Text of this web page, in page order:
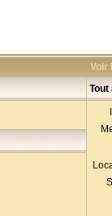
Voir
Tout